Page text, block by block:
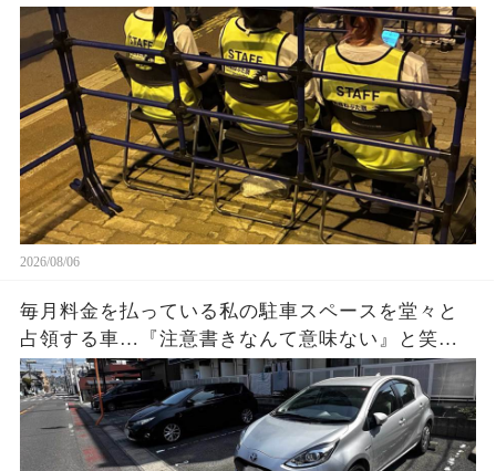
なしの人が次々と着席。正規購入者が戻ってきた
時に見た光景とは…
2026/08/06
毎月料金を払っている私の駐車スペースを堂々と
占領する車…『注意書きなんて意味ない』と笑う
持ち主に、私は静かに反撃準備。3枚の写真と記録
が揃った数日後、状況が一変する…